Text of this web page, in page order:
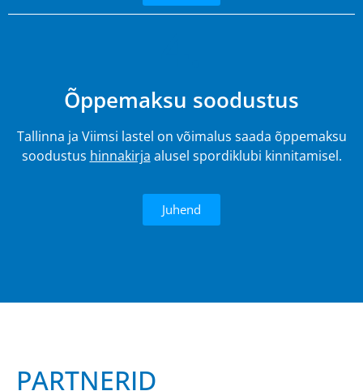
Õppemaksu soodustus
Tallinna ja Viimsi lastel on võimalus saada õppemaksu
soodustus hinnakirja alusel spordiklubi kinnitamisel.
Juhend
PARTNERID